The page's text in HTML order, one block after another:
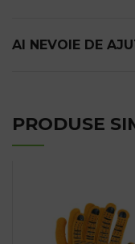
AI NEVOIE DE
PRODUSE